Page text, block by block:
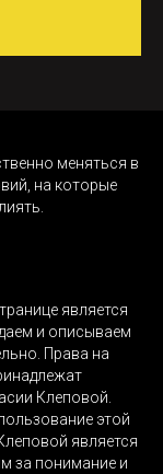
меняться в
на которые
является
и описываем
Права на
Клеповой.
этой
является
за понимание и